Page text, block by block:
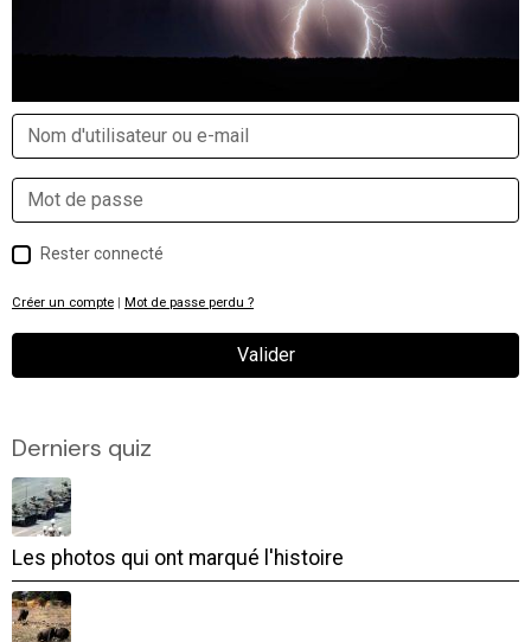
Rester connecté
Créer un compte Mot de passe perdu ?
Valider
Derniers quiz
Les photos qui ont marqué l'histoire